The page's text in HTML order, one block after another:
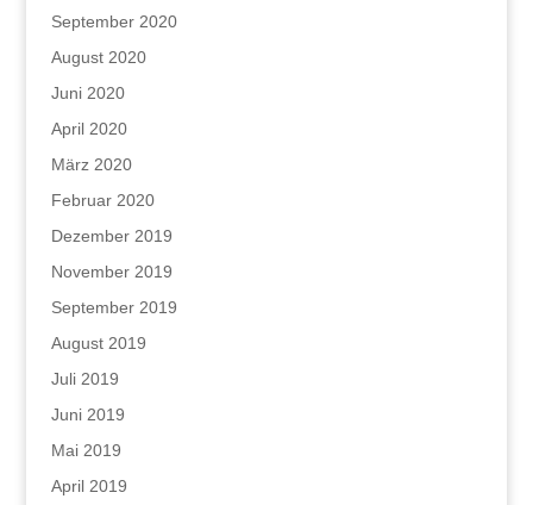
September 2020
August 2020
Juni 2020
April 2020
März 2020
Februar 2020
Dezember 2019
November 2019
September 2019
August 2019
Juli 2019
Juni 2019
Mai 2019
April 2019